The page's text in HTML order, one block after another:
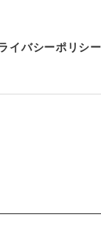
イバシーポリシー